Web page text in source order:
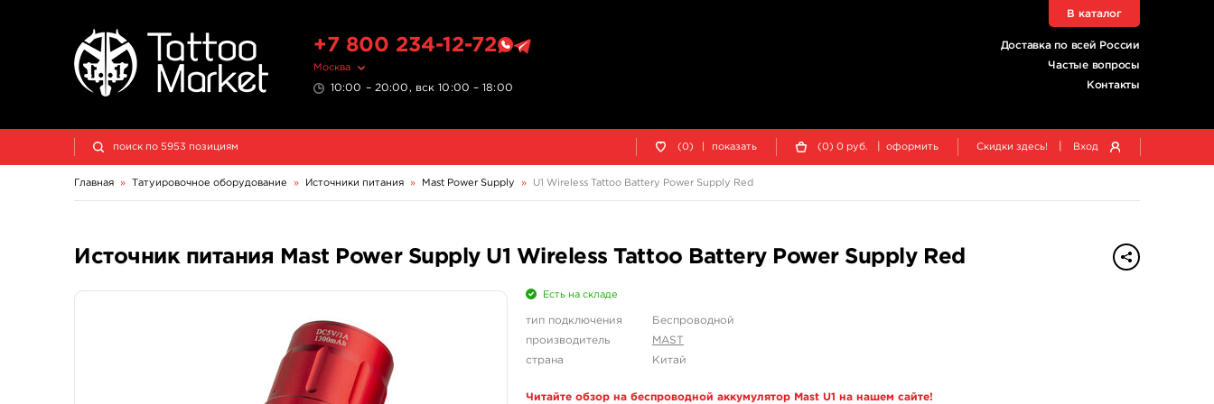
+7 800 234-12-72
Москва
10:00 – 20:00, вск 10:00 – 18:00
Доставка по всей России
Частые вопросы
Контакты
В каталог
(0) показать (0) 0 руб. оформить Скидки здесь! Вход
Главная » Татуировочное оборудование » Источники питания » Mast Power Supply » U1 Wireless Tattoo Battery Power Supply Red
Источник питания Mast Power Supply U1 Wireless Tattoo Battery Power Supply Red
Есть на складе
тип подключения
Беспроводной
производитель
MAST
страна
Китай
Читайте обзор на беспроводной аккумулятор Mast U1 на нашем сайте!